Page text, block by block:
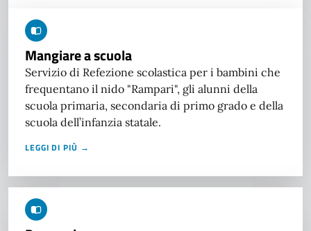
Mangiare a scuola
Servizio di Refezione scolastica per i bambini che
frequentano il nido "Rampari", gli alunni della
scuola primaria, secondaria di primo grado e della
scuola dell’infanzia statale.
LEGGI DI PIÙ →